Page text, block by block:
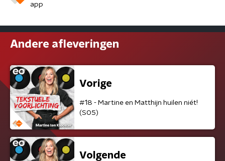
app
Andere afleveringen
Vorige
#18 - Martine en Matthijn huilen niét!
(S05)
Volgende